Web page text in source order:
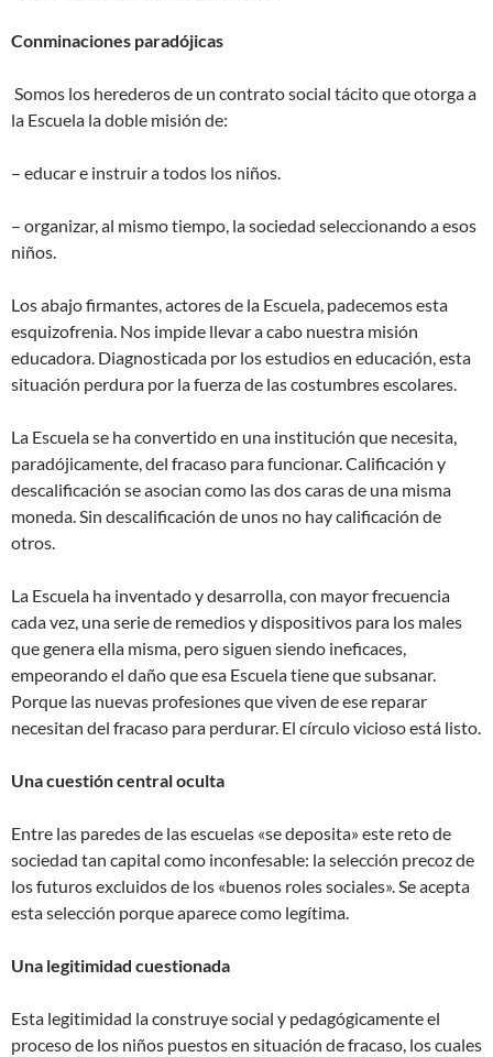
Conminaciones paradójicas
Somos los herederos de un contrato social tácito que otorga a
la Escuela la doble misión de:
– educar e instruir a todos los niños.
– organizar, al mismo tiempo, la sociedad seleccionando a esos
niños.
Los abajo firmantes, actores de la Escuela, padecemos esta
esquizofrenia. Nos impide llevar a cabo nuestra misión
educadora. Diagnosticada por los estudios en educación, esta
situación perdura por la fuerza de las costumbres escolares.
La Escuela se ha convertido en una institución que necesita,
paradójicamente, del fracaso para funcionar. Calificación y
descalificación se asocian como las dos caras de una misma
moneda. Sin descalificación de unos no hay calificación de
otros.
La Escuela ha inventado y desarrolla, con mayor frecuencia
cada vez, una serie de remedios y dispositivos para los males
que genera ella misma, pero siguen siendo ineficaces,
empeorando el daño que esa Escuela tiene que subsanar.
Porque las nuevas profesiones que viven de ese reparar
necesitan del fracaso para perdurar. El círculo vicioso está listo.
Una cuestión central oculta
Entre las paredes de las escuelas «se deposita» este reto de
sociedad tan capital como inconfesable: la selección precoz de
los futuros excluidos de los «buenos roles sociales». Se acepta
esta selección porque aparece como legítima.
Una legitimidad cuestionada
Esta legitimidad la construye social y pedagógicamente el
proceso de los niños puestos en situación de fracaso, los cuales